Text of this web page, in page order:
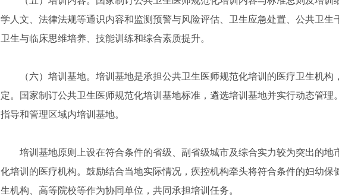
学人文、法律法规等通识内容和监测预警与风险评估、卫生应急处置、公共卫生
卫生与临床思维培养、技能训练和综合素质提升。
（六）培训基地。培训基地是承担公共卫生医师规范化培训的医疗卫生机构
定。国家制订公共卫生医师规范化培训基地标准，遴选培训基地并实行动态管理
指导和管理区域内培训基地。
培训基地原则上设在符合条件的省级、副省级城市及综合实力较为突出的地
化培训的医疗机构。鼓励结合当地实际情况，疾控机构牵头将符合条件的妇幼保
生机构、高等院校等作为协同单位，共同承担培训任务。